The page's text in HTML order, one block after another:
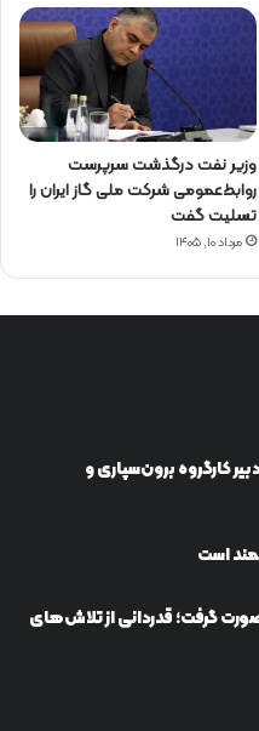
وزیر نفت درگذشت سرپرست
روابط‌عمومی شرکت ملی گاز ایران را
تسلیت گفت
مرداد ۱۰, ۱۴۰۵
كارگروه برون‌سپاری و
است
گرفت؛ قدردانی از تلاش‌های